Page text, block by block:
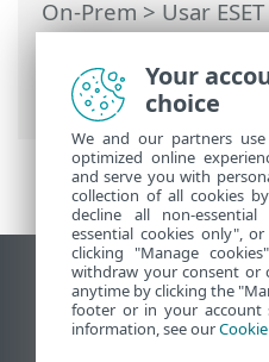
On-Prem>Usar
>ESET PROTECT
Tareas >Tareas
el nombre de los
Ver sitio del escritorio
End of Life
Base de conocimiento
Your
choice
We and our partners
optimized online
and serve you with
collection of all cookies
decline all non-
essential cookies only",
clicking "Manage
withdraw your consent or
anytime by clicking the
footer or in your account
information, see our